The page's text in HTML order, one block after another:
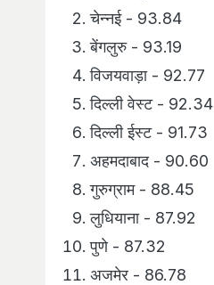
चेन्नई - 93.84
बेंगलुरु - 93.19
विजयवाड़ा - 92.77
दिल्ली वेस्ट - 92.34
दिल्ली ईस्ट - 91.73
अहमदाबाद - 90.60
गुरुग्राम - 88.45
लुधियाना - 87.92
पुणे - 87.32
अजमेर - 86.78